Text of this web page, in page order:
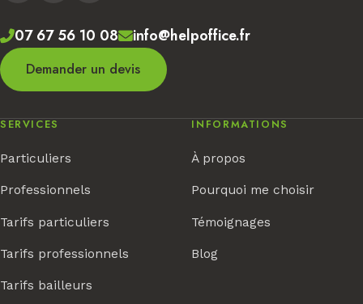
07 67 56 10 08 info@helpoffice.fr
Demander un devis
SERVICES
Particuliers
Professionnels
Tarifs particuliers
Tarifs professionnels
Tarifs bailleurs
INFORMATIONS
À propos
Pourquoi me choisir
Témoignages
Blog